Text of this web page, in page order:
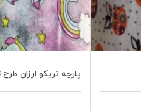
پارچه تریکو ارزان طرح 3